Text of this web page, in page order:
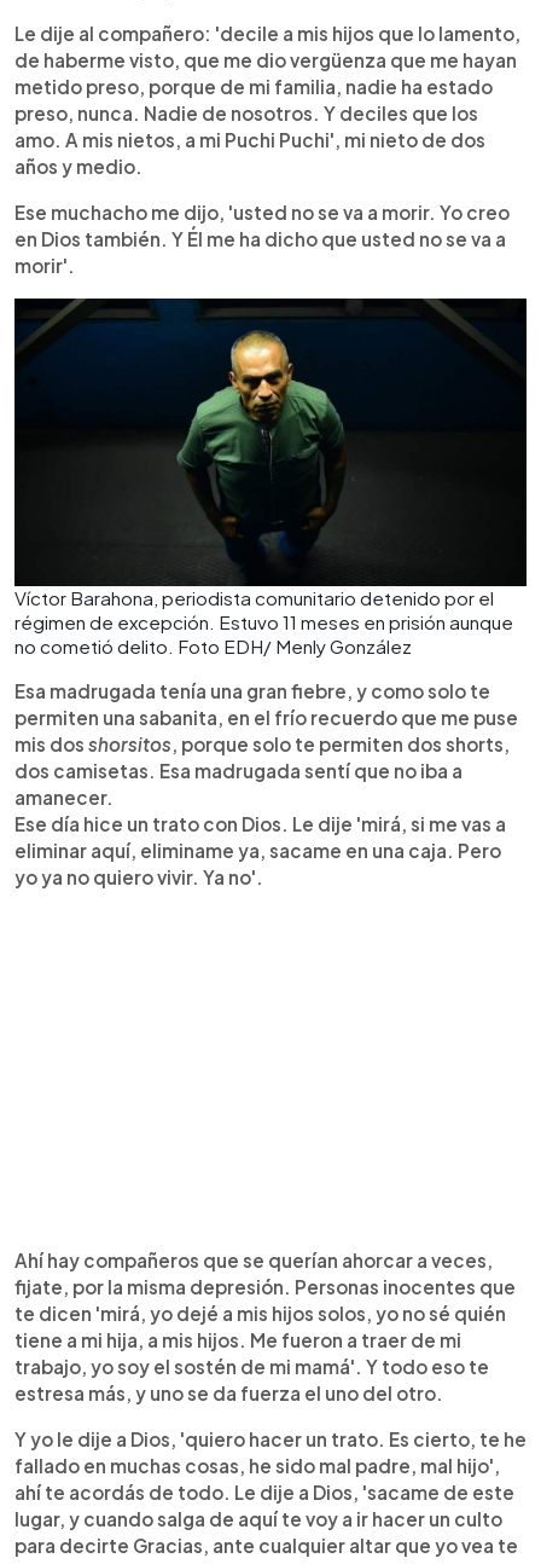
Le dije al compañero: 'decile a mis hijos que lo lamento,
de haberme visto, que me dio vergüenza que me hayan
metido preso, porque de mi familia, nadie ha estado
preso, nunca. Nadie de nosotros. Y deciles que los
amo. A mis nietos, a mi Puchi Puchi', mi nieto de dos
años y medio.
Ese muchacho me dijo, 'usted no se va a morir. Yo creo
en Dios también. Y Él me ha dicho que usted no se va a
morir'.
Víctor Barahona, periodista comunitario detenido por el
régimen de excepción. Estuvo 11 meses en prisión aunque
no cometió delito. Foto EDH/ Menly González
Esa madrugada tenía una gran fiebre, y como solo te
permiten una sabanita, en el frío recuerdo que me puse
mis dos shorsitos, porque solo te permiten dos shorts,
dos camisetas. Esa madrugada sentí que no iba a
amanecer.
Ese día hice un trato con Dios. Le dije 'mirá, si me vas a
eliminar aquí, eliminame ya, sacame en una caja. Pero
yo ya no quiero vivir. Ya no'.
Ahí hay compañeros que se querían ahorcar a veces,
fijate, por la misma depresión. Personas inocentes que
te dicen 'mirá, yo dejé a mis hijos solos, yo no sé quién
tiene a mi hija, a mis hijos. Me fueron a traer de mi
trabajo, yo soy el sostén de mi mamá'. Y todo eso te
estresa más, y uno se da fuerza el uno del otro.
Y yo le dije a Dios, 'quiero hacer un trato. Es cierto, te he
fallado en muchas cosas, he sido mal padre, mal hijo',
ahí te acordás de todo. Le dije a Dios, 'sacame de este
lugar, y cuando salga de aquí te voy a ir hacer un culto
para decirte Gracias, ante cualquier altar que yo vea te